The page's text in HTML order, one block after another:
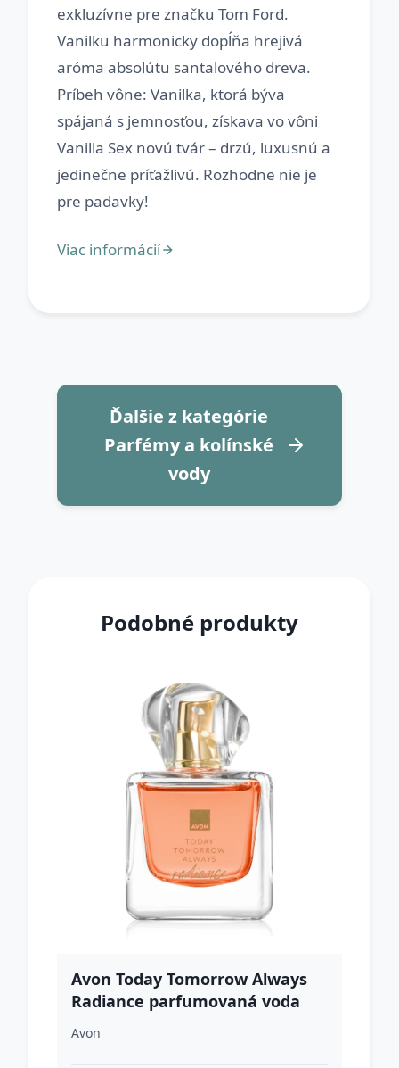
exkluzívne pre značku Tom Ford.
Vanilku harmonicky dopĺňa hrejivá
aróma absolútu santalového dreva.
Príbeh vône: Vanilka, ktorá býva
spájaná s jemnosťou, získava vo vôni
Vanilla Sex novú tvár – drzú, luxusnú a
jedinečne príťažlivú. Rozhodne nie je
Ďalšie z kategórie
Parfémy a kolínské
vody
Podobné produkty
Avon Today Tomorrow Always
Radiance parfumovaná voda
pre ženy 50 ml
Avon